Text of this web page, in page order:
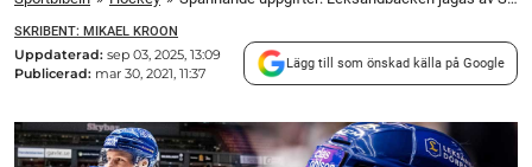
SKRIBENT: MIKAEL KROON
Uppdaterad: sep 03, 2025, 13:09
Publicerad: mar 30, 2021, 11:37
Lägg till som önskad källa på Google